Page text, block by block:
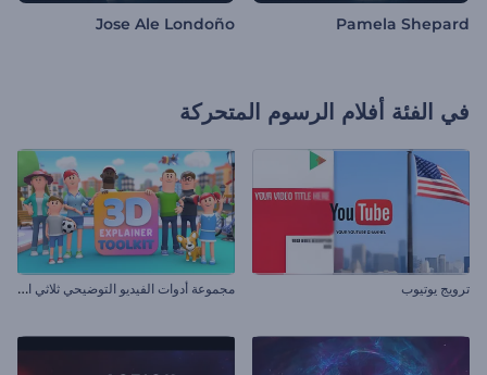
Pamela Shepard
Jose Ale Londoño
في الفئة أفلام الرسوم المتحركة
ترويج يوتيوب م
جموعة أدوات الفيديو التوضيحي ثلاثي الأبعاد